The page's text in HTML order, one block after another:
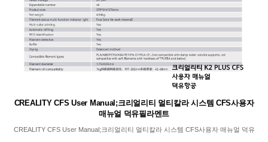
CREALITY CFS User Manual;크리얼리티 멀티칼라 시스템 CFS사용자
매뉴얼 덕유필라멘트
CREALITY CFS User Manual;크리얼리티 멀티칼라 시스템 CFS사용자 매뉴얼 덕유